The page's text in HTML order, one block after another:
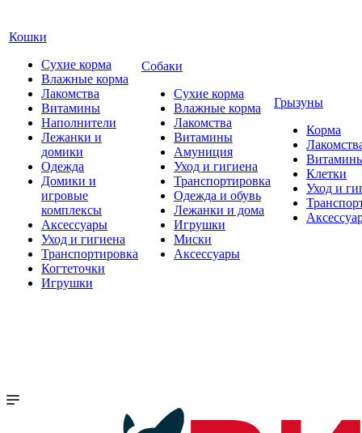
Кошки
Сухие корма
Влажные корма
Лакомства
Витамины
Наполнители
Лежанки и
домики
Одежда
Домики и
игровые
комплексы
Аксессуары
Уход и гигиена
Транспортировка
Когтеточки
Игрушки
Собаки
Сухие корма
Влажные корма
Лакомства
Витамины
Амуниция
Уход и гигиена
Транспортировка
Одежда и обувь
Лежанки и дома
Игрушки
Миски
Аксессуары
Грызуны
Корма
Клетки
Уход и